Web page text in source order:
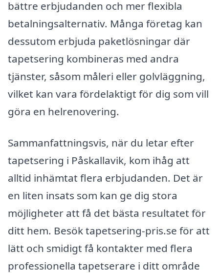
bättre erbjudanden och mer flexibla
betalningsalternativ. Många företag kan
dessutom erbjuda paketlösningar där
tapetsering kombineras med andra
tjänster, såsom måleri eller golvläggning,
vilket kan vara fördelaktigt för dig som vill
göra en helrenovering.
Sammanfattningsvis, när du letar efter
tapetsering i Påskallavik, kom ihåg att
alltid inhämtat flera erbjudanden. Det är
en liten insats som kan ge dig stora
möjligheter att få det bästa resultatet för
ditt hem. Besök tapetsering-pris.se för att
lätt och smidigt få kontakter med flera
professionella tapetserare i ditt område